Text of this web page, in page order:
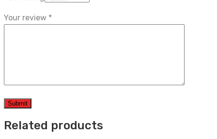
Your review *
Related products